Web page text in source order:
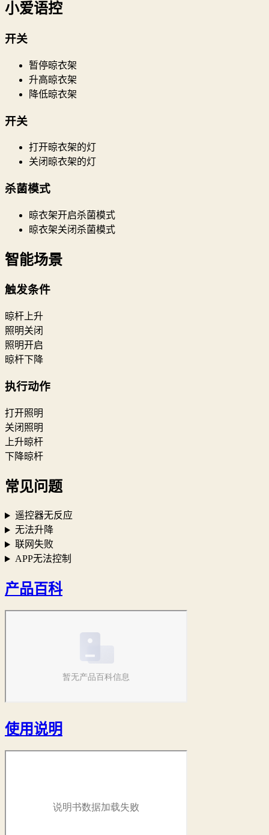
小爱语控
开关
暂停晾衣架
升高晾衣架
降低晾衣架
开关
打开晾衣架的灯
关闭晾衣架的灯
杀菌模式
晾衣架开启杀菌模式
晾衣架关闭杀菌模式
智能场景
触发条件
晾杆上升
照明关闭
照明开启
晾杆下降
执行动作
打开照明
关闭照明
上升晾杆
下降晾杆
常见问题
遥控器无反应
无法升降
联网失败
APP无法控制
产品百科
使用说明